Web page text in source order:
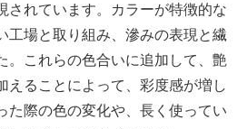
されています。カラーが特徴的な
工場と取り組み、滲みの表現と繊
。これらの色合いに追加して、艶
えることによって、彩度感が増し
た際の色の変化や、長く使ってい